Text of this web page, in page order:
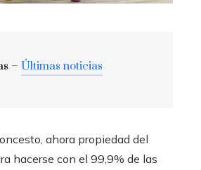
– Últimas noticias
ahora propiedad del
hacerse con el 99,9% de las